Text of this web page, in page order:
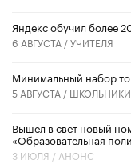
​Яндекс обучил более
6 АВГУСТА /УЧИТЕЛЯ
Минимальный набор
5 АВГУСТА / ШКОЛЬНИКИ
Вышел в свет новый
«Образовательная
3 ИЮЛЯ / АНОНС